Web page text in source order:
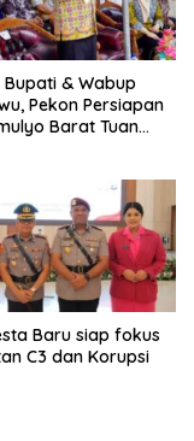
& Wabup
Pekon Persiapan
Barat Tuan
Baru siap fokus
Kejahatan C3 dan Korupsi